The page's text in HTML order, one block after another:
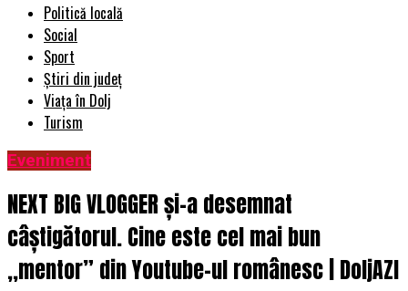
Politică locală
Social
Sport
Știri din județ
Viața în Dolj
Turism
Eveniment
NEXT BIG VLOGGER și-a desemnat
câștigătorul. Cine este cel mai bun
,,mentor” din Youtube-ul românesc | DoljAZI